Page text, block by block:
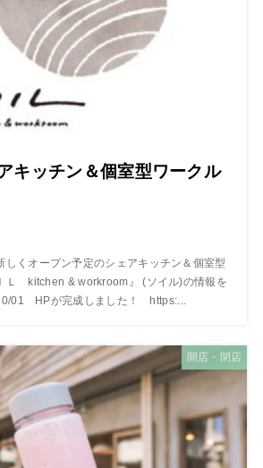
キッチン＆個室型ワークル
くオープン予定のシェアキッチン＆個室型
Ｌ kitchen & workroom』 (ソイル)の情報を
01 HPが完成しました！ https:...
開店・閉店